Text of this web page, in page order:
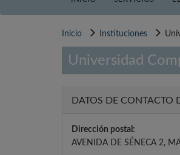
Inicio Instituciones
Universidad
DATOS DE CONTACTO
Dirección postal:
AVENIDA DE SÉNECA 2,